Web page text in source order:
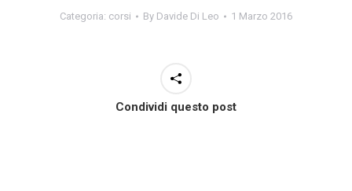
Categoria: corsi By Davide Di Leo 1 Marzo 2016
Condividi questo post